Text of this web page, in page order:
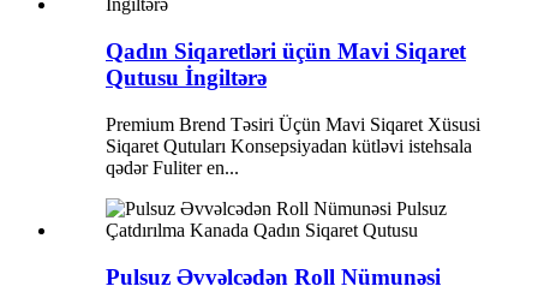
Qadın Siqaretləri üçün Mavi Siqaret
Qutusu İngiltərə
Premium Brend Təsiri Üçün Mavi Siqaret Xüsusi
Siqaret Qutuları Konsepsiyadan kütləvi istehsala
qədər Fuliter en...
Pulsuz Əvvəlcədən Roll Nümunəsi